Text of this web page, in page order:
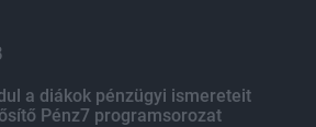
a diákok pénzügyi ismereteit
Pénz7 programsorozat